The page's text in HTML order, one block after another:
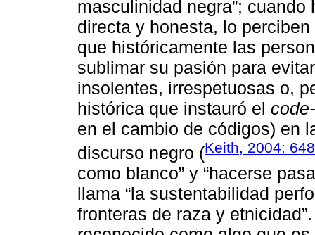
masculinidad negra”;
directa y honesta, lo
que históricamente las
sublimar su pasión para
insolentes, irrespetuosas o,
histórica que instauró el
en el cambio de códigos) en
discurso negro (Keith, 2004:
como blanco” y “hacerse
llama “la sustentabilidad
fronteras de raza y